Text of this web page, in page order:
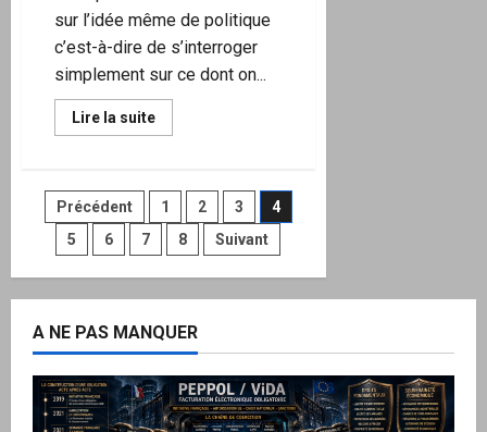
sur l’idée même de politique
c’est-à-dire de s’interroger
simplement sur ce dont on...
Lire la suiteEn
savoir
« post-
vérité »
ou
l’avènement
de
non-
!
L’État,
la
Nation
et
la
République…
Pagination
des
publications
Précédent 1 2 3
4
5
6 7 8 Suivant
A NE PAS MANQUER